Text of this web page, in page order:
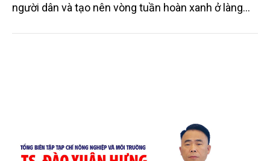
người dân và tạo nên vòng tuần hoàn xanh ở làng
chén, dĩa... từ mo cau đã được thị trường trong nước